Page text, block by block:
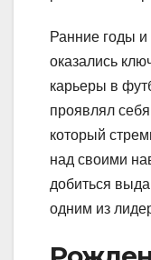
Ранние годы и
оказались
карьеры в
проявлял
который
над своими
добиться
одним из